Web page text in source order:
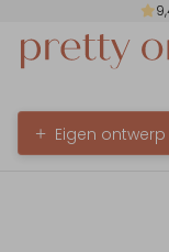
Eigen ontwerp